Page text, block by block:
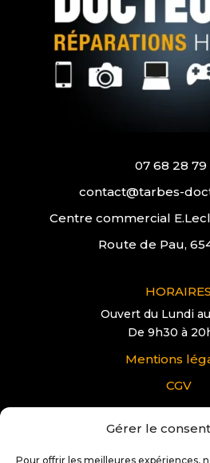
Gérer le
Pour offrir les meilleures expériences,
07 68 28 79
contact@tarbes-
Centre commercial
Route de Pau,
HORAIRES
Ouvert du Lundi
De 9h30 à
Mentions
CGV
VOUS AVEZ UNE
Pour tous renseignements